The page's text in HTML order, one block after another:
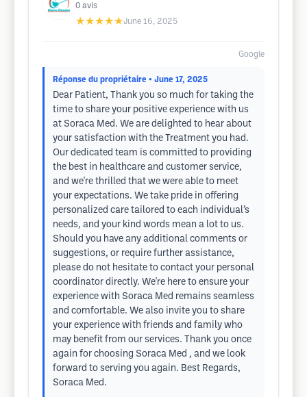
0 avis
★★★★★June 16, 2025
Google
Réponse du propriétaire • June 17, 2025
Dear Patient, Thank you so much for taking the
time to share your positive experience with us
at Soraca Med. We are delighted to hear about
your satisfaction with the Treatment you had.
Our dedicated team is committed to providing
the best in healthcare and customer service,
and we're thrilled that we were able to meet
your expectations. We take pride in offering
personalized care tailored to each individual’s
needs, and your kind words mean a lot to us.
Should you have any additional comments or
suggestions, or require further assistance,
please do not hesitate to contact your personal
coordinator directly. We're here to ensure your
experience with Soraca Med remains seamless
and comfortable. We also invite you to share
your experience with friends and family who
may benefit from our services. Thank you once
again for choosing Soraca Med , and we look
forward to serving you again. Best Regards,
Soraca Med.